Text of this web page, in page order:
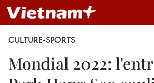
CULTURE-SPORTS
Mondial 2022: